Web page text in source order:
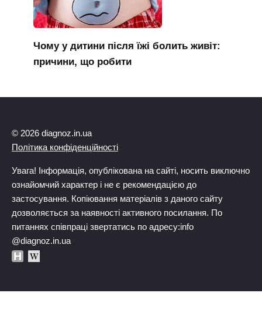
Чому у дитини після їжі болить живіт:
причини, що робити
© 2026 diagnoz.in.ua
Політика конфіденційності
Увага! Інформація, опублікована на сайті, носить виключно
ознайомчий характер і не є рекомендацією до
застосування. Копіювання матеріалів з даного сайту
дозволяється за наявності активного посилання. По
питаннях співпраці звертатись по адресу:info
@diagnoz.in.ua